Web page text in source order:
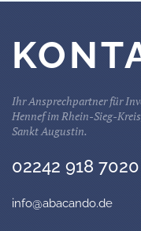
Ihr Ansprechpartner für
Hennef im Rhein-Sieg-
Sankt Augustin.
02242 918 7020
info@abacando.de